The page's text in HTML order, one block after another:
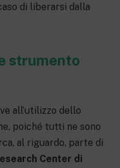
di liberarsi dalla
strumento
all’utilizzo dello
poiché tutti ne sono
al riguardo, parte di
Center di